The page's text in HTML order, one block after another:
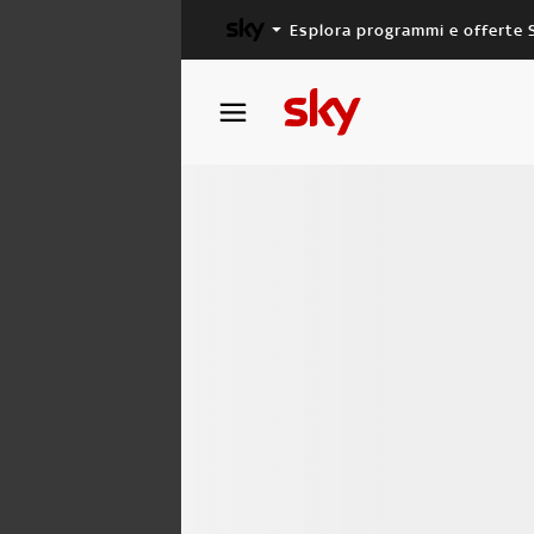
Esplora programmi e offerte